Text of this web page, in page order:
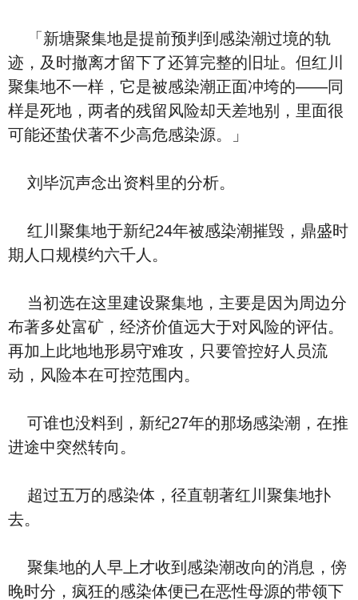
「新塘聚集地是提前预判到感染潮过境的轨
迹，及时撤离才留下了还算完整的旧址。但红川
聚集地不一样，它是被感染潮正面冲垮的——同
样是死地，两者的残留风险却天差地别，里面很
可能还蛰伏著不少高危感染源。」
刘毕沉声念出资料里的分析。
红川聚集地于新纪24年被感染潮摧毁，鼎盛时
期人口规模约六千人。
当初选在这里建设聚集地，主要是因为周边分
布著多处富矿，经济价值远大于对风险的评估。
再加上此地地形易守难攻，只要管控好人员流
动，风险本在可控范围内。
可谁也没料到，新纪27年的那场感染潮，在推
进途中突然转向。
超过五万的感染体，径直朝著红川聚集地扑
去。
聚集地的人早上才收到感染潮改向的消息，傍
晚时分，疯狂的感染体便已在恶性母源的带领下